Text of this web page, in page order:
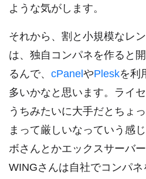
ような気がします。
それから、割と小規模なレ
は、独自コンパネを作ると
るんで、 cPanel やPleskを利
多いかなと思います。ライ
うちみたいに大手だとちょ
まって厳しいなっていう感
ボさんとかエックスサーバ
WINGさんは自社でコンパ